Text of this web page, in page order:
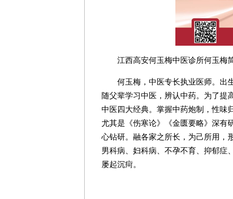
江西高安何玉梅中医诊所何玉梅
何玉梅，中医专长执业医师。出
随父辈学习中医，辨认中药。为了提
中医四大经典。掌握中药炮制，性味
尤其是《伤寒论》《金匮要略》深有
心钻研。融各家之所长，为己所用，
男科病、妇科病、不孕不育、抑郁症
屡起沉疴。